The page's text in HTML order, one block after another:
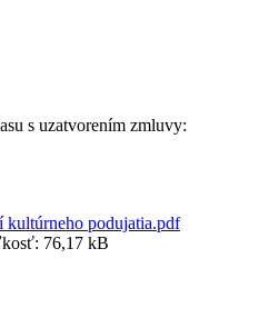
s uzatvorením zmluvy:
kultúrneho podujatia.pdf
76,17 kB